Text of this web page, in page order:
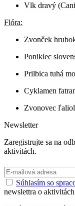
Vlk dravý
Flóra:
Zvonček
Poniklec
Prilbica tuhá
Cyklamen
Zvonovec
Newsletter
Zaregistrujte sa na
aktivitách.
Súhlasím so
newslettra o